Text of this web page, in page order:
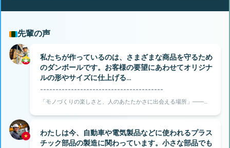
先輩の声
私たちが作っているのは、さまざまな商品を守るため
のダンボールです。お客様の要望にあわせてオリジナ
ルの形やサイズに仕上げる…
----------------------------------------
「モノづくりの楽しさと、人のあたたかさに出会える場所」――そ
わたしは今、自動車や電気製品などに使われるプラス
チック部品の製造に関わっています。小さな部品でも